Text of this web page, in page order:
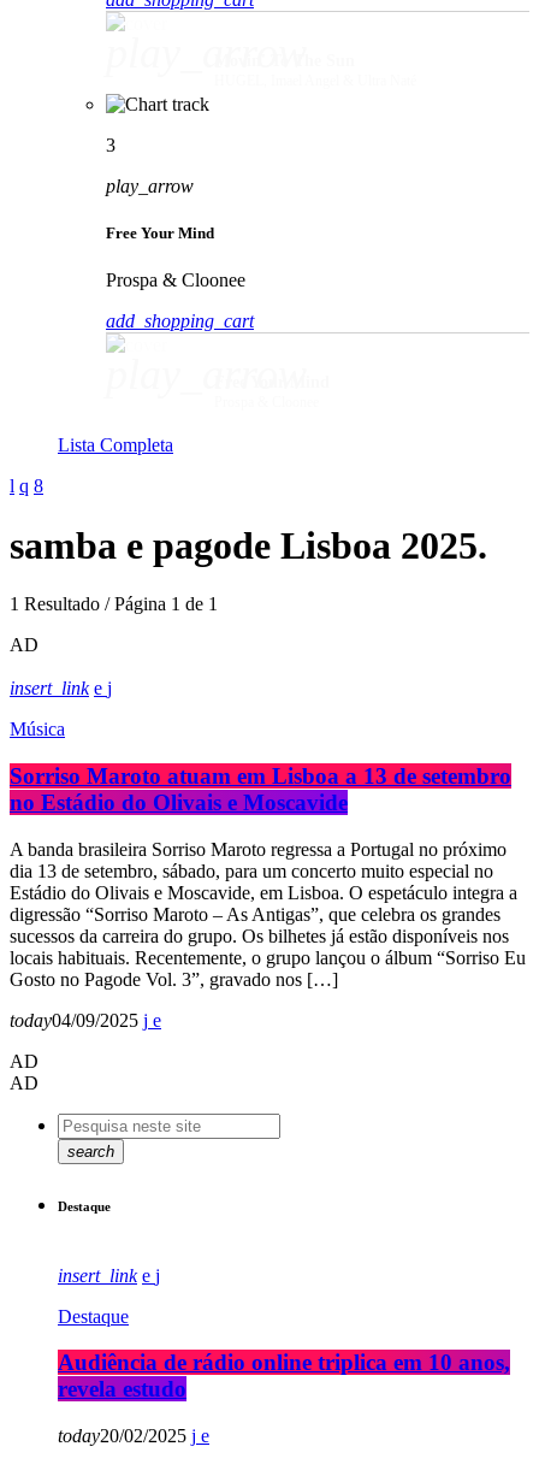
3
play_arrow
Free Your Mind
Prospa & Cloonee
add_shopping_cart
Lista Completa
samba e pagode Lisboa 2025.
1 Resultado / Página 1 de 1
AD
insert_link
Música
Sorriso Maroto atuam em Lisboa a 13 de setembro
no Estádio do Olivais e Moscavide
A banda brasileira Sorriso Maroto regressa a Portugal no próximo
dia 13 de setembro, sábado, para um concerto muito especial no
Estádio do Olivais e Moscavide, em Lisboa. O espetáculo integra a
digressão “Sorriso Maroto – As Antigas”, que celebra os grandes
sucessos da carreira do grupo. Os bilhetes já estão disponíveis nos
locais habituais. Recentemente, o grupo lançou o álbum “Sorriso Eu
Gosto no Pagode Vol. 3”, gravado nos […]
today04/09/2025
AD
AD
search
Destaque
insert_link
Destaque
Audiência de rádio online triplica em 10 anos,
revela estudo
today20/02/2025